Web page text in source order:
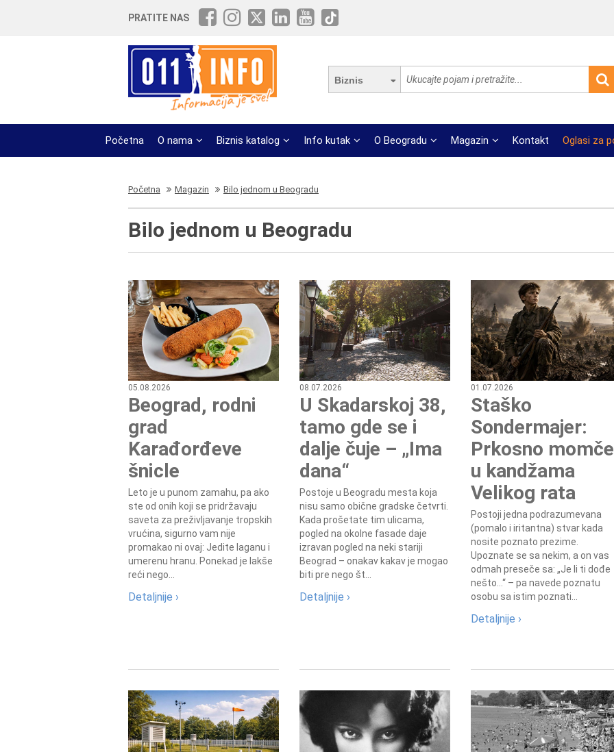
PRATITE NAS
Biznis
Početna O nama Biznis katalog Info kutak O Beogradu Magazin Kontakt Oglasi za
Početna Magazin Bilo jednom u Beogradu
Bilo jednom u Beogradu
05.08.2026
Beograd, rodni
grad
Karađorđeve
šnicle
Leto je u punom zamahu, pa ako
ste od onih koji se pridržavaju
saveta za preživljavanje tropskih
vrućina, sigurno vam nije
promakao ni ovaj: Jedite laganu i
umerenu hranu. Ponekad je lakše
reći nego...
Detaljnije ›
08.07.2026
U Skadarskoj 38,
tamo gde se i
dalje čuje – „Ima
dana“
Postoje u Beogradu mesta koja
nisu samo obične gradske četvrti.
Kada prošetate tim ulicama,
pogled na okolne fasade daje
izravan pogled na neki stariji
Beograd – onakav kakav je mogao
biti pre nego št...
Detaljnije ›
01.07.2026
Staško
Sondermajer:
Prkosno momče
u kandžama
Velikog rata
Postoji jedna podrazumevana
(pomalo i iritantna) stvar kada
nosite poznato prezime.
Upoznate se sa nekim, a on vas
odmah preseče sa: „Je li ti dođe
nešto...“ – pa navede poznatu
osobu sa istim poznati...
Detaljnije ›
7.8.2015.
Preminula je Đurđija